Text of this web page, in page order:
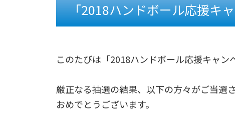
「2018ハンドボール応援キ
このたびは「2018ハンドボール応援キャン
厳正なる抽選の結果、以下の方々がご当選
おめでとうございます。